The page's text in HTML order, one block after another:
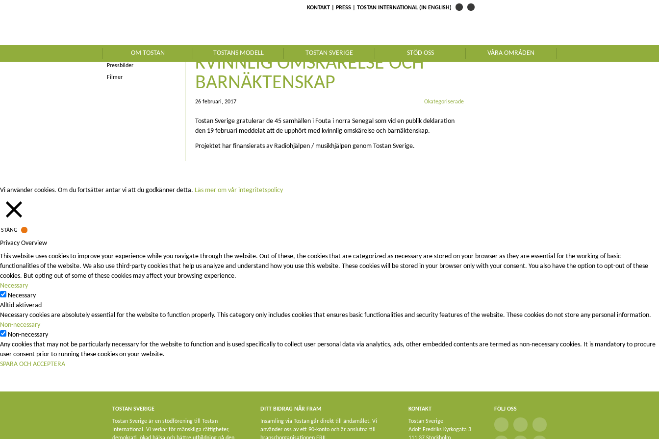
KONTAKT PRESS TOSTAN INTERNATIONAL (IN ENGLISH)
OM TOSTAN TOSTANS MODELL TOSTAN SVERIGE STÖD OSS VÅRA OMRÅDEN
Pressbilder
Filmer
45 SAMHÄLLEN UPPHÖR MED
KVINNLIG OMSKÄRELSE OCH
BARNÄKTENSKAP
26 februari, 2017 Okategoriserade
Tostan Sverige gratulerar de 45 samhällen i Fouta i norra Senegal som vid en publik deklaration
den 19 februari meddelat att de upphört med kvinnlig omskärelse och barnäktenskap.
Projektet har finansierats av Radiohjälpen / musikhjälpen genom Tostan Sverige.
TOSTAN SVERIGE
Tostan Sverige är en stödförening till Tostan
International. Vi verkar för mänskliga rättigheter,
DITT BIDRAG NÅR FRAM
Insamling via Tostan går direkt till ändamålet. Vi
använder oss av ett 90-konto och är anslutna till
KONTAKT
Tostan Sverige
Adolf Fredriks Kyrkogata 3
FÖLJ OSS
Vi använder cookies. Om du fortsätter antar vi att du godkänner detta. Läs mer om vår integritetspolicy
STÄNG
Privacy Overview
This website uses cookies to improve your experience while you navigate through the website. Out of these, the cookies that are categorized as necessary are stored on your browser as they are essential for the working of basic
functionalities of the website. We also use third-party cookies that help us analyze and understand how you use this website. These cookies will be stored in your browser only with your consent. You also have the option to opt-out of these
cookies. But opting out of some of these cookies may affect your browsing experience.
Necessary
Necessary
Alltid aktiverad
Necessary cookies are absolutely essential for the website to function properly. This category only includes cookies that ensures basic functionalities and security features of the website. These cookies do not store any personal information.
Non-necessary
Non-necessary
Any cookies that may not be particularly necessary for the website to function and is used specifically to collect user personal data via analytics, ads, other embedded contents are termed as non-necessary cookies. It is mandatory to procure
user consent prior to running these cookies on your website.
SPARA OCH ACCEPTERA